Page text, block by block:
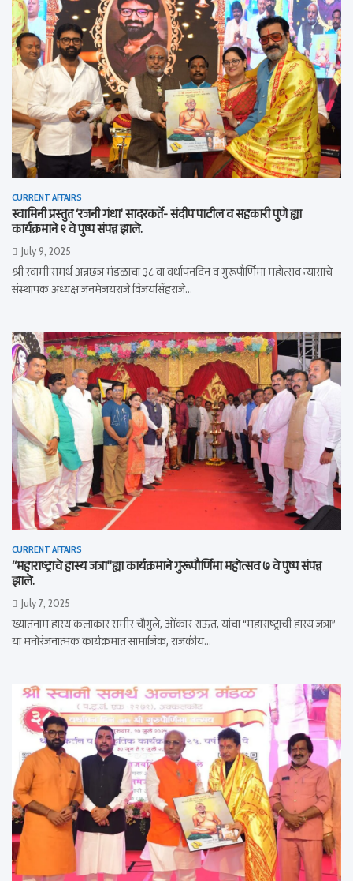
CURRENT AFFAIRS
स्वामिनी प्रस्तुत ‘रजनी गंधा’ सादरकर्ते- संदीप पाटील व सहकारी पुणे ह्या
कार्यक्रमाने ९ वे पुष्प संपन्न झाले.
July 9, 2025
श्री स्वामी समर्थ अन्नछञ मंडळाचा ३८ वा वर्धापनदिन व गुरूपौर्णिमा महोत्सव न्यासाचे
संस्थापक अध्यक्ष जनमेजयराजे विजयसिंहराजे…
CURRENT AFFAIRS
“महाराष्ट्राचे हास्य जत्रा”ह्या कार्यक्रमाने गुरूपौर्णिमा महोत्सव ७ वे पुष्प संपन्न
झाले.
July 7, 2025
ख्यातनाम हास्य कलाकार समीर चौगुले, ओंकार राऊत, यांचा “महाराष्ट्राची हास्य जत्रा”
या मनोरंजनात्मक कार्यक्रमात सामाजिक, राजकीय…